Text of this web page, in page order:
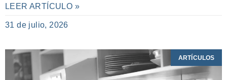
LEER ARTÍCULO »
31 de julio, 2026
ARTÍCULOS